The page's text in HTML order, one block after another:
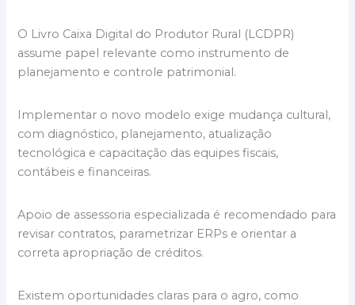
O Livro Caixa Digital do Produtor Rural (LCDPR)
assume papel relevante como instrumento de
planejamento e controle patrimonial.
Implementar o novo modelo exige mudança cultural,
com diagnóstico, planejamento, atualização
tecnológica e capacitação das equipes fiscais,
contábeis e financeiras.
Apoio de assessoria especializada é recomendado para
revisar contratos, parametrizar ERPs e orientar a
correta apropriação de créditos.
Existem oportunidades claras para o agro, como